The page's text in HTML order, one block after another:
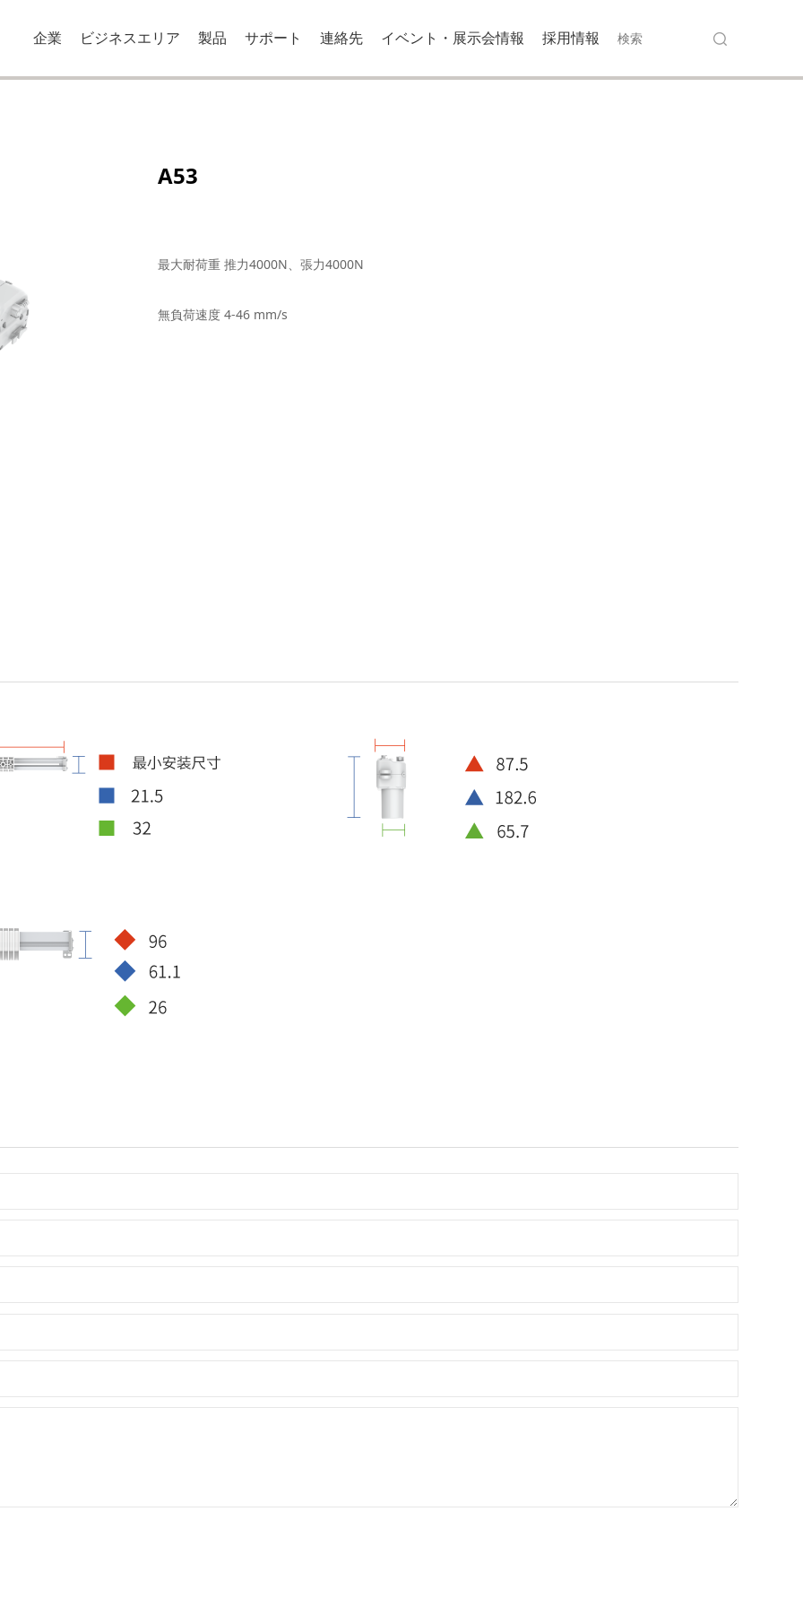
企業 ビジネスエリア 製品 サポート 連絡先 イベント・展示会情報 採用情報
A53
最大耐荷重 推力4000N、張力4000N
無負荷速度 4-46 mm/s